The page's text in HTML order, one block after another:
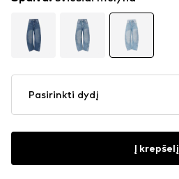
Pasirinkti dydį
Į krepšelį